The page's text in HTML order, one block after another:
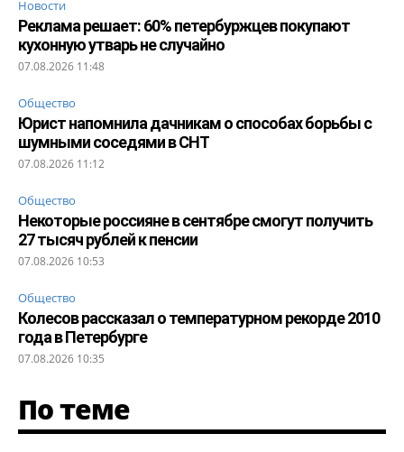
Новости
Реклама решает: 60% петербуржцев покупают
кухонную утварь не случайно
07.08.2026 11:48
Общество
Юрист напомнила дачникам о способах борьбы с
шумными соседями в СНТ
07.08.2026 11:12
Общество
Некоторые россияне в сентябре смогут получить
27 тысяч рублей к пенсии
07.08.2026 10:53
Общество
Колесов рассказал о температурном рекорде 2010
года в Петербурге
07.08.2026 10:35
По теме